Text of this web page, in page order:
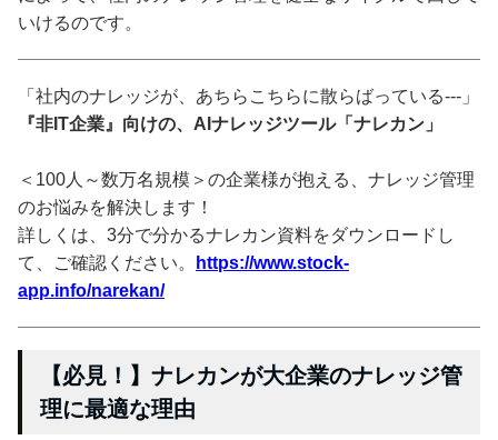
いけるのです。
「社内のナレッジが、あちらこちらに散らばっている---」
『非IT企業』向けの、AIナレッジツール「ナレカン」
＜100人～数万名規模＞の企業様が抱える、ナレッジ管理
のお悩みを解決します！
詳しくは、3分で分かるナレカン資料をダウンロードし
て、ご確認ください。
https://www.stock-
app.info/narekan/
【必見！】ナレカンが大企業のナレッジ管
理に最適な理由